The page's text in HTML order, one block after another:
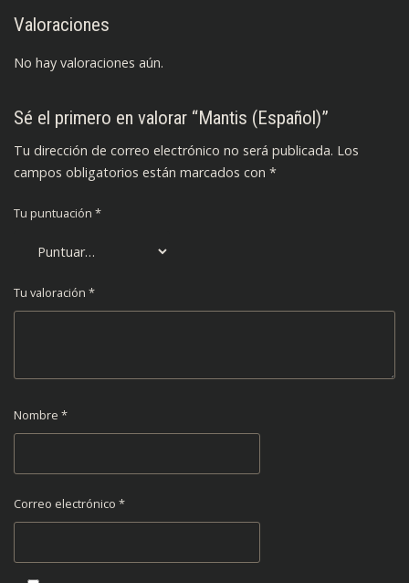
Valoraciones
No hay valoraciones aún.
Sé el primero en valorar “Mantis (Español)”
Tu dirección de correo electrónico no será publicada. Los
campos obligatorios están marcados con *
Tu puntuación *
Tu valoración *
Nombre *
Correo electrónico *